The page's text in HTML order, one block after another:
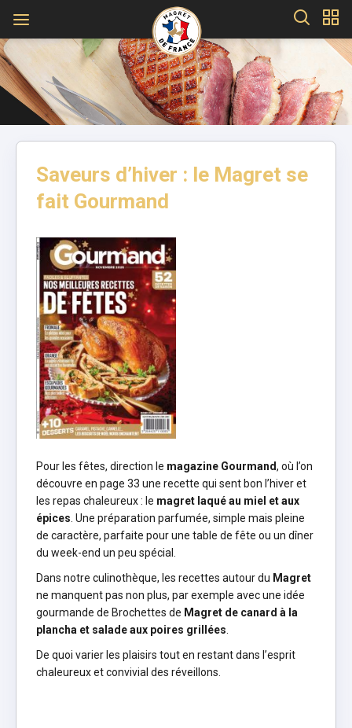
Saveurs d’hiver : le Magret se
fait Gourmand
Pour les fêtes, direction le magazine Gourmand, où l’on
découvre en page 33 une recette qui sent bon l’hiver et
les repas chaleureux : le magret laqué au miel et aux
épices . Une préparation parfumée, simple mais pleine
de caractère, parfaite pour une table de fête ou un dîner
du week-end un peu spécial.
Dans notre culinothèque, les recettes autour du Magret
ne manquent pas non plus, par exemple avec une idée
gourmande de Brochettes de Magret de canard à la
plancha et salade aux poires grillées
De quoi varier les plaisirs tout en restant dans l’esprit
chaleureux et convivial des réveillons.